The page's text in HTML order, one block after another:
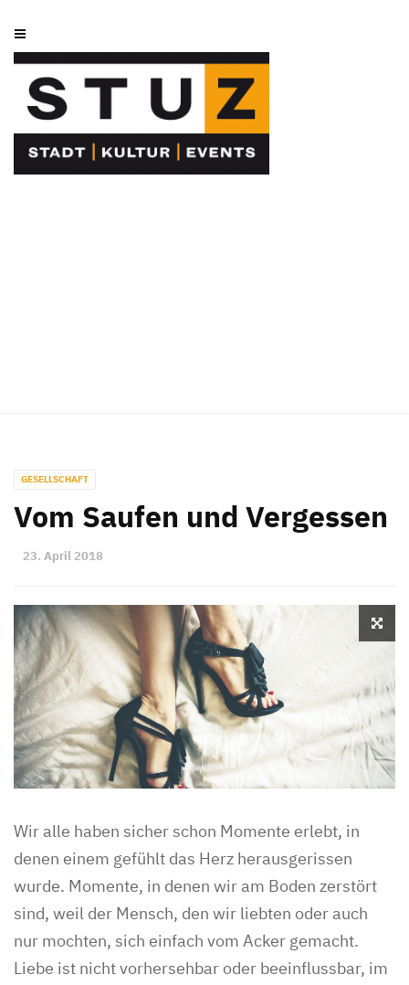
GESELLSCHAFT
Vom Saufen und Vergessen
23. April 2018
Wir alle haben sicher schon Momente erlebt, in
denen einem gefühlt das Herz herausgerissen
wurde. Momente, in denen wir am Boden zerstört
sind, weil der Mensch, den wir liebten oder auch
nur mochten, sich einfach vom Acker gemacht.
Liebe ist nicht vorhersehbar oder beeinflussbar, im